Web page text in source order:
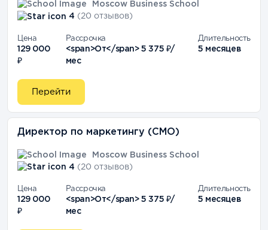
Moscow Business School
4 (20 отзывов)
Цена
129 000
₽
Рассрочка
<span>От</span> 5 375 ₽/
мес
Длительность
5 месяцев
Перейти
Директор по маркетингу (СМО)
Moscow Business School
4 (20 отзывов)
Цена
129 000
₽
Рассрочка
<span>От</span> 5 375 ₽/
мес
Длительность
5 месяцев